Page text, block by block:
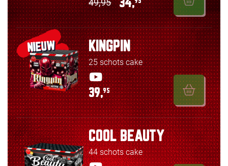
49,95 34,
NIEUW KINGPIN
25 schots cake
39,95
COOL BEAUTY
44 schots cake